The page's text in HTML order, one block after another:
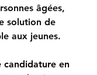
âgées,
solution de
aux jeunes.
candidature en